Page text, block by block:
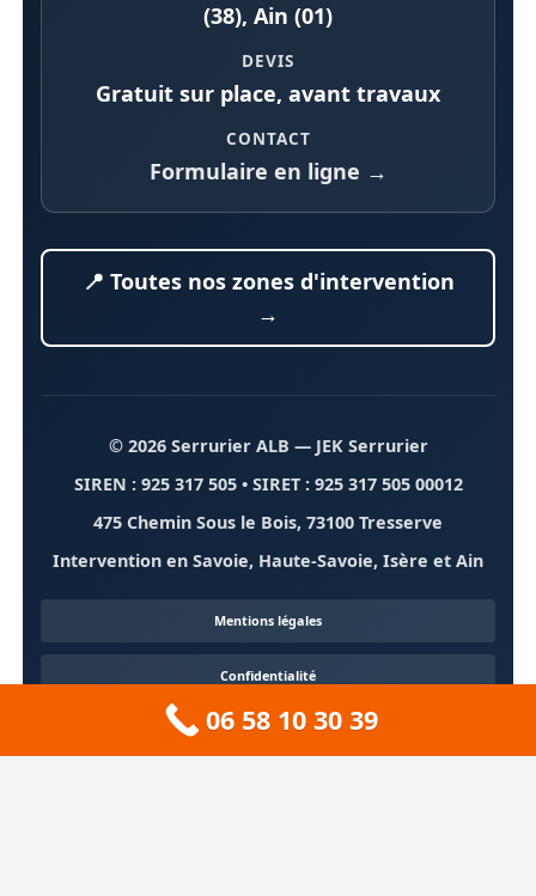
(38), Ain (01)
DEVIS
Gratuit sur place, avant travaux
CONTACT
Formulaire en ligne →
📍 Toutes nos zones d'intervention
→
© 2026 Serrurier ALB — JEK Serrurier
SIREN : 925 317 505 • SIRET : 925 317 505 00012
475 Chemin Sous le Bois, 73100 Tresserve
Intervention en Savoie, Haute-Savoie, Isère et Ain
Mentions légales
Confidentialité
Contact
06 58 10 30 39